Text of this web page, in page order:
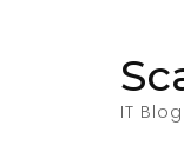
(EingabetasteIT Blog